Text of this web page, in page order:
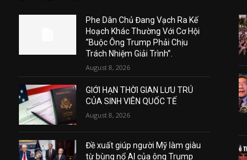
Phe Dân Chủ Đang Vạch Ra Kế
Hoạch Khác Thường Với Cơ Hội
“Buộc Ông Trump Phải Chịu
Trách Nhiệm Giải Trình”.
August 8, 2026
GIỚI HẠN THỜI GIAN LƯU TRÚ
CỦA SINH VIÊN QUỐC TẾ
August 8, 2026
Đề xuất giúp người Mỹ làm giàu
từ bùng nổ AI của ông Trump